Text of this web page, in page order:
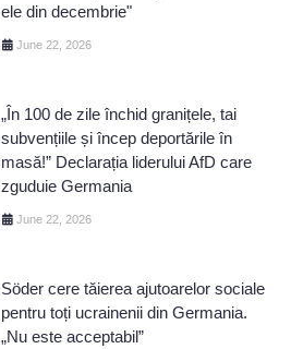
ele din decembrie"
June 22, 2026
„În 100 de zile închid granițele, tai
subvențiile și încep deportările în
masă!” Declarația liderului AfD care
zguduie Germania
June 22, 2026
Söder cere tăierea ajutoarelor sociale
pentru toți ucrainenii din Germania.
„Nu este acceptabil”